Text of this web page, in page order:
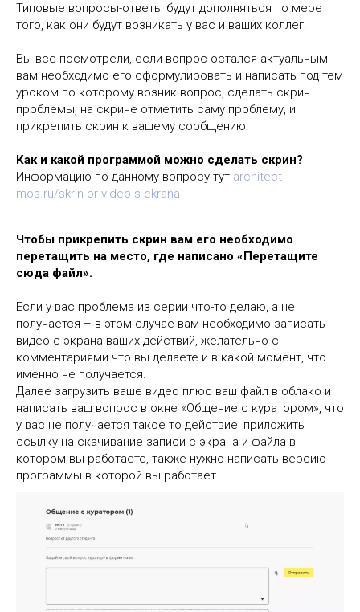
Типовые вопросы-ответы будут дополняться по мере
того, как они будут возникать у вас и ваших коллег.
Вы все посмотрели, если вопрос остался актуальным
вам необходимо его сформулировать и написать под тем
уроком по которому возник вопрос, сделать скрин
проблемы, на скрине отметить саму проблему, и
прикрепить скрин к вашему сообщению.
Как и какой программой можно сделать скрин?
Информацию по данному вопросу тут architect-
mos.ru/skrin-or-video-s-ekrana
Чтобы прикрепить скрин вам его необходимо
перетащить на место, где написано «Перетащите
сюда файл».
Если у вас проблема из серии что-то делаю, а не
получается – в этом случае вам необходимо записать
видео с экрана ваших действий, желательно с
комментариями что вы делаете и в какой момент, что
именно не получается.
Далее загрузить ваше видео плюс ваш файл в облако и
написать ваш вопрос в окне «Общение с куратором», что
у вас не получается такое то действие, приложить
ссылку на скачивание записи с экрана и файла в
котором вы работаете, также нужно написать версию
программы в которой вы работает.